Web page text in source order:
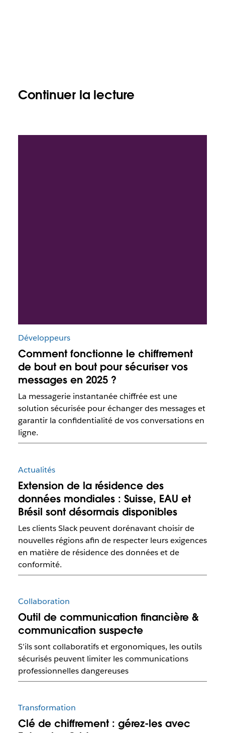
Continuer la lecture
Développeurs
Comment fonctionne le chiffrement
de bout en bout pour sécuriser vos
messages en 2025 ?
La messagerie instantanée chiffrée est une
solution sécurisée pour échanger des messages et
garantir la confidentialité de vos conversations en
ligne.
Actualités
Extension de la résidence des
données mondiales : Suisse, EAU et
Brésil sont désormais disponibles
Les clients Slack peuvent dorénavant choisir de
nouvelles régions afin de respecter leurs exigences
en matière de résidence des données et de
conformité.
Collaboration
Outil de communication financière &
communication suspecte
S’ils sont collaboratifs et ergonomiques, les outils
sécurisés peuvent limiter les communications
professionnelles dangereuses
Transformation
Clé de chiffrement : gérez-les avec